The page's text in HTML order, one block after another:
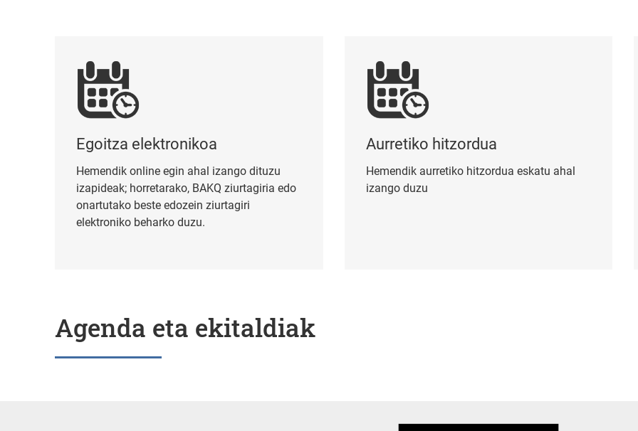
Egoitza elektronikoa
Hemendik online egin ahal izango dituzu
izapideak; horretarako, BAKQ ziurtagiria edo
onartutako beste edozein ziurtagiri
elektroniko beharko duzu.
Aurretiko hitzordua
Hemendik aurretiko hitzordua eskatu ahal
izango duzu
Agenda eta ekitaldiak